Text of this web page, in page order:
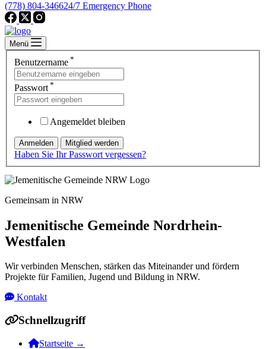
(778) 804-346624/7 Emergency Phone
Menü
Benutzername *
Passwort *
Angemeldet bleiben
Haben Sie Ihr Passwort vergessen?
Gemeinsam in NRW
Jemenitische Gemeinde Nordrhein-
Westfalen
Wir verbinden Menschen, stärken das Miteinander und fördern
Projekte für Familien, Jugend und Bildung in NRW.
Kontakt
Schnellzugriff
Startseite →